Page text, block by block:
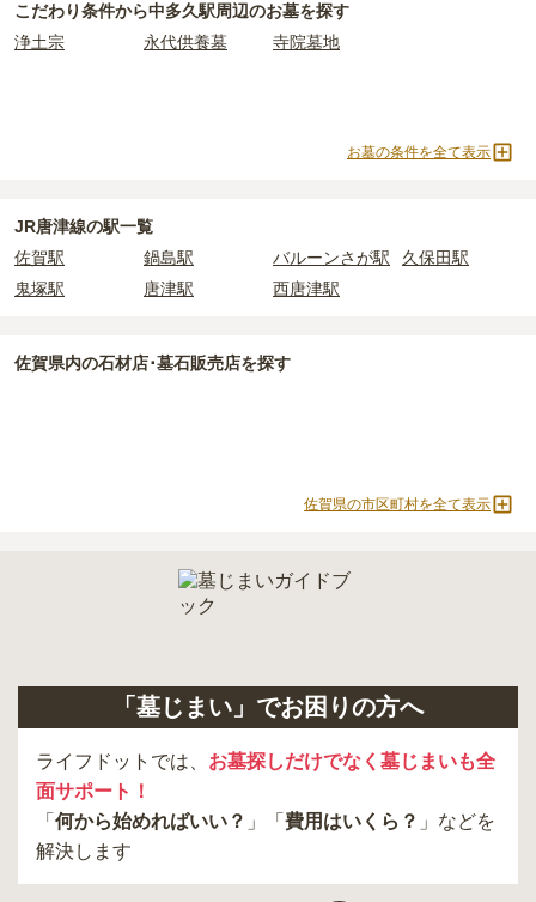
主な条件として、遺骨がすでにある、該当の市区町村に一定年数以
上住んでいるなどが挙げられます。
詳しくは、中多久駅周辺の永代供養の一覧をご覧ください。
こだわり条件から中多久駅周辺のお墓を探す
浄土宗
永代供養墓 寺院墓地
お墓の条件を全て表示
JR唐津線の駅一覧
佐賀駅
鍋島駅 バルーンさが駅
久保田駅
鬼塚駅
唐津駅 西唐津駅
佐賀県内の石材店･墓石販売店を探す
佐賀県の市区町村を全て表示
「墓じまい」でお困りの方へ
ライフドットでは、 お墓探しだけでなく墓じまいも全
面サポート！
「 何から始めればいい？ 」「 費用はいくら？ 」などを
解決します